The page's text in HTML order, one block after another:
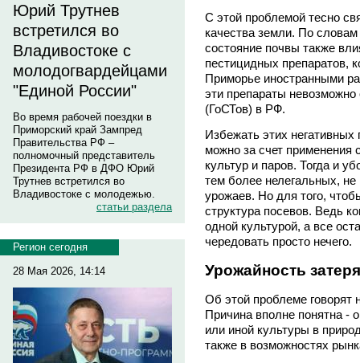
Юрий Трутнев
встретился во
Владивостоке с
молодогвардейцами
"Единой России"
Во время рабочей поездки в
Приморский край Зампред
Правительства РФ –
полномочный представитель
Президента РФ в ДФО Юрий
Трутнев встретился во
Владивостоке с молодежью.
статьи раздела
Регион сегодня
28 Мая 2026, 14:14
С этой проблемой тесно
качества земли. По
состояние почвы также
пестицидных препаратов,
Приморье иностранными
эти препараты невозможно
(ГоСТов) в РФ.
Избежать этих
можно за счет применения
культур и паров. Тогда и
тем более нелегальных,
урожаев. Но для того,
структура посевов. Ведь
одной культурой, а все
чередовать просто нечего.
Урожайность
Об этой проблеме говорят
Причина вполне понятна -
или иной культуры в
также в возможностях